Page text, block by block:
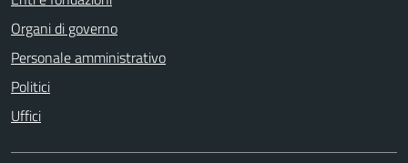
Organi di governo
Personale amministrativo
Politici
Uffici